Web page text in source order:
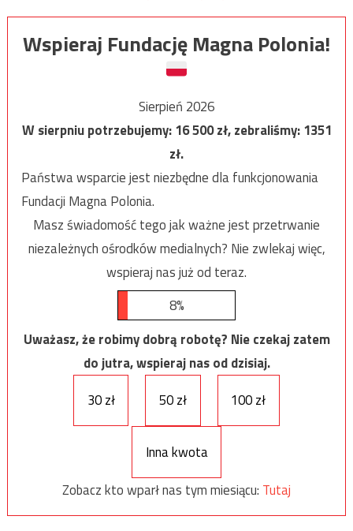
Wspieraj Fundację Magna Polonia!
Sierpień 2026
W sierpniu potrzebujemy:16 500zł, zebraliśmy:1351
zł.
Państwa wsparcie jest niezbędne dla funkcjonowania
Fundacji Magna Polonia.
Masz świadomość tego jak ważne jest przetrwanie
niezależnych ośrodków medialnych? Nie zwlekaj więc,
wspieraj nas już od teraz.
8%
Uważasz, że robimy dobrą robotę? Nie czekaj zatem
do jutra, wspieraj nas od dzisiaj.
30 zł
50 zł 100 zł
Inna kwota
Zobacz kto wparł nas tym miesiącu: Tutaj